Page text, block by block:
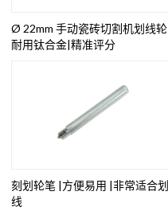
Ø 22mm 手动瓷砖切割机划线
耐用钛合金|精准评分
刻划轮笔 |方便易用 |非常适合划
线